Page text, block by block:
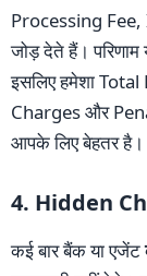
Processing
जोड़ देते हैं। परिणाम
इसलिए हमेशा
Charges और
आपके लिए बेहतर है।
4. Hidden
कई बार बैंक या एजेंट